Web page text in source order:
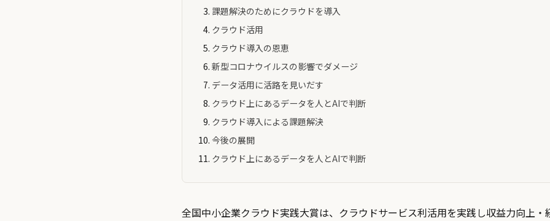
課題解決のためにクラウドを導⼊
クラウド活⽤
クラウド導⼊の恩恵
新型コロナウイルスの影響でダメージ
データ活用に活路を見いだす
クラウド上にあるデータを⼈とAIで判断
クラウド導⼊による課題解決
今後の展開
クラウド上にあるデータを⼈とAIで判断
全国中小企業クラウド実践大賞は、クラウドサービス利活用を実践し収益力向上・